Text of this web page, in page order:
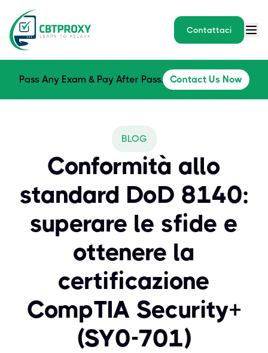
Contattaci
Pass Any Exam & Pay After Pass. Contact Us Now
BLOG
Conformità allo
standard DoD 8140:
superare le sfide e
ottenere la
certificazione
CompTIA Security+
(SY0-701)